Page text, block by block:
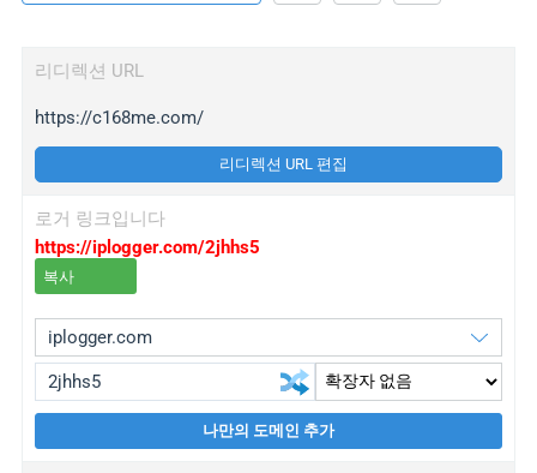
리디렉션 URL
https://c168me.com/
리디렉션 URL 편집
로거 링크입니다
https://iplogger.com/2jhhs5
복사
나만의 도메인 추가